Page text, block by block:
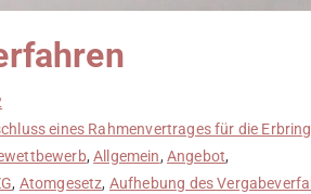
eines Rahmenvertrages für die
,Allgemein, Angebot,
, Atomgesetz, Aufhebung des